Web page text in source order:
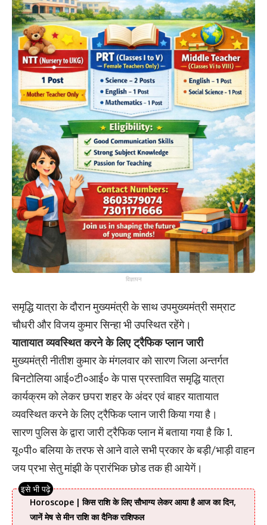
विज्ञापन
समृद्धि यात्रा के दौरान मुख्यमंत्री के साथ उपमुख्यमंत्री सम्राट
चौधरी और विजय कुमार सिन्हा भी उपस्थित रहेंगे।
यातायात व्यवस्थित करने के लिए ट्रैफिक प्लान जारी
मुख्यमंत्री नीतीश कुमार के मंगलवार को सारण जिला अन्तर्गत
बिनटोलिया आई०टी०आई० के पास प्रस्तावित समृद्धि यात्रा
कार्यक्रम को लेकर छपरा शहर के अंदर एवं बाहर यातायात
व्यवस्थित करने के लिए ट्रैफिक प्लान जारी किया गया है।
सारण पुलिस के द्वारा जारी ट्रैफिक प्लान में बताया गया है कि 1.
यू०पी० बलिया के तरफ से आने वाले सभी प्रकार के बड़ी/भाड़ी वाहन
जय प्रभा सेतु मांझी के प्रारंभिक छोड तक ही आयेगें।
Horoscope | किस राशि के लिए सौभाग्य लेकर आया है आज का दिन,
जानें मेष से मीन राशि का दैनिक राशिफल